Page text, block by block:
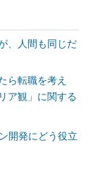
、人間も同じだ
ら転職を考え
ア観」に関する
開発にどう役立